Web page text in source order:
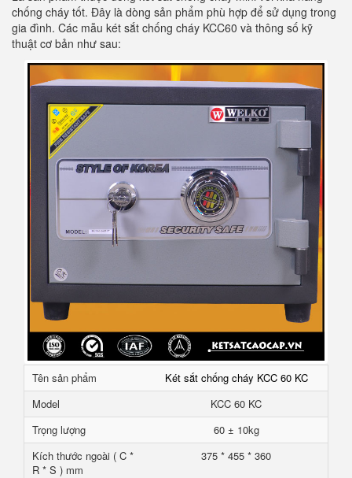
chống cháy tốt. Đây là dòng sản phẩm phù hợp để sử dụng trong
gia đình. Các mẫu két sắt chống cháy KCC60 và thông số kỹ
thuật cơ bản như sau:
Tên sản phẩm
Két sắt chống cháy KCC 60 KC
Model
KCC 60 KC
Trọng lượng
60 ± 10kg
Kích thước ngoài ( C *
R * S ) mm
375 * 455 * 360